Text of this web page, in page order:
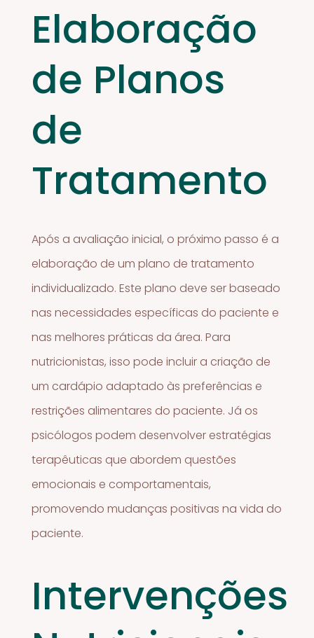
Elaboração
de Planos
de
Tratamento
Após a avaliação inicial, o próximo passo é a
elaboração de um plano de tratamento
individualizado. Este plano deve ser baseado
nas necessidades específicas do paciente e
nas melhores práticas da área. Para
nutricionistas, isso pode incluir a criação de
um cardápio adaptado às preferências e
restrições alimentares do paciente. Já os
psicólogos podem desenvolver estratégias
terapêuticas que abordem questões
emocionais e comportamentais,
promovendo mudanças positivas na vida do
paciente.
Intervenções